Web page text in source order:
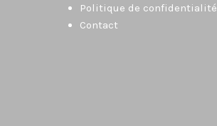
Politique de confidentialité
Contact